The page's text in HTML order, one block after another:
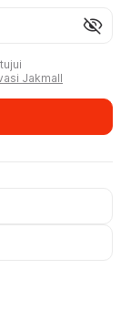
visibility_off
Jakmall